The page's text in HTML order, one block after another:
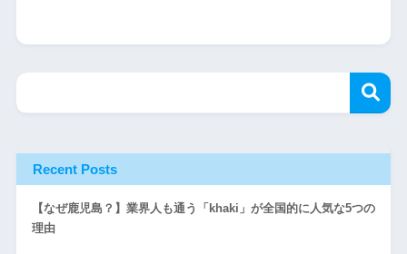
Recent Posts
【なぜ鹿児島？】業界人も通う「khaki」が全国的に人気な5つの
理由